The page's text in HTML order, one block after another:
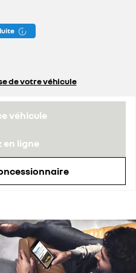
de votre véhicule
véhicule
en ligne